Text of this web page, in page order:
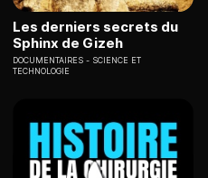
Les derniers secrets du
Sphinx de Gizeh
DOCUMENTAIRES
SCIENCE ET
TECHNOLOGIE